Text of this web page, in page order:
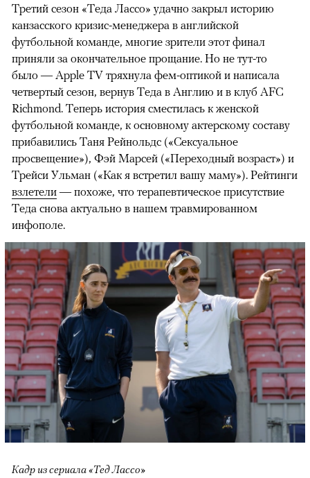
00:00 / 00:00
Третий сезон «Теда Лассо» удачно закрыл историю
канзасского кризис-менеджера в английской
футбольной команде, многие зрители этот финал
приняли за окончательное прощание. Но не тут-то
было — Apple TV тряхнула фем-оптикой и написала
четвертый сезон, вернув Теда в Англию и в клуб AFC
Richmond. Теперь история сместилась к женской
футбольной команде, к основному актерскому составу
прибавились Таня Рейнольдс («Сексуальное
просвещение»), Фэй Марсей («Переходный возраст») и
Трейси Ульман («Как я встретил вашу маму»). Рейтинги
взлетели — похоже, что терапевтическое присутствие
Теда снова актуально в нашем травмированном
инфополе.
Кадр из сериала «Тед Лассо»